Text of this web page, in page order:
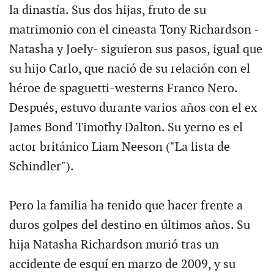
la dinastía. Sus dos hijas, fruto de su
matrimonio con el cineasta Tony Richardson -
Natasha y Joely- siguieron sus pasos, igual que
su hijo Carlo, que nació de su relación con el
héroe de spaguetti-westerns Franco Nero.
Después, estuvo durante varios años con el ex
James Bond Timothy Dalton. Su yerno es el
actor británico Liam Neeson ("La lista de
Schindler").
Pero la familia ha tenido que hacer frente a
duros golpes del destino en últimos años. Su
hija Natasha Richardson murió tras un
accidente de esquí en marzo de 2009, y su